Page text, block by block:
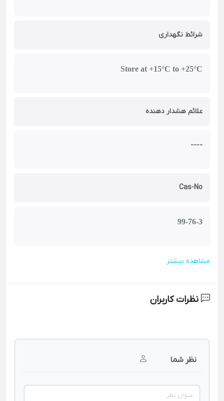
شرائط نگهداری
Store at +15°C to +25°C
علائم هشدار دهنده
----
Cas-No
99-76-3
مشاهده بیشتر
نظرات کاربران
نظر شما